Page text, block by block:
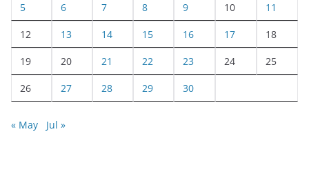
5 6 7 8 9 10 11
12 13 14 15 16 17 18
19 20 21 22 23 24 25
26 27 28 29 30
« May Jul »